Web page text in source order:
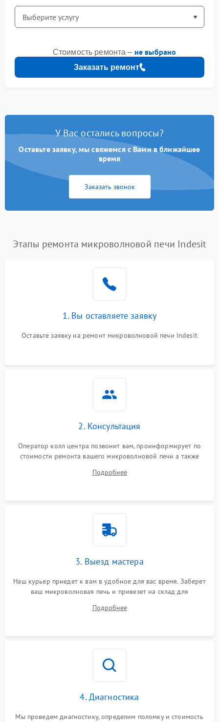
Заказать ремонт
Стоимость ремонта – не выбрано
У Вас остались вопросы?
Оставьте заявку, мы свяжемся с Вами в ближайшее
время
Заказать звонок
Этапы ремонта микроволновой печи Indesit
1. Вы оставляете заявку
Оставьте заявку на ремонт микроволновой печи Indesit
2. Консультация
Оператор колл центра позвонит вам, проинформирует по
стоимости ремонта вашего микроволновой печи а также
Подробнее
3. Выезд мастера
Наш курьер приедет к вам в удобное для вас время. Заберет
ваш микроволновая печь и привезет на склад для
Подробнее
4. Диагностика
Мы проведем диагностику, определим поломку и стоимость